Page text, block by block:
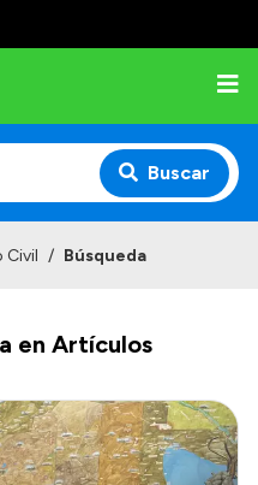
Buscar
Civil / Búsqueda
en Artículos